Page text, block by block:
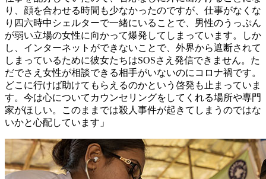
り、顔を合わせる時間も少なかったのですが、仕事がなくな
り四六時中シェルターで一緒にいることで、男性のうっぷん
が弱い立場の女性に向かって爆発してしまっています。しか
し、インターネットができないことで、外界から遮断されて
しまっているために彼女たちはSOSさえ発信できません。た
だでさえ女性が相談できる相手がいないのにコロナ禍です。
どこに行けば助けてもらえるのかという啓発も止まっていま
す。今は心についてカウンセリングをしてくれる場所や専門
家がほしい。このままでは殺人事件が起きてしまうのではな
いかと心配しています」